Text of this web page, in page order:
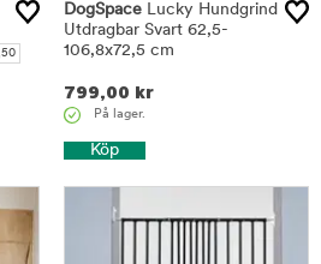
DogSpace Lucky Hundgrind
Utdragbar Svart 62,5-
106,8x72,5 cm
799,00 kr
På lager.
Köp